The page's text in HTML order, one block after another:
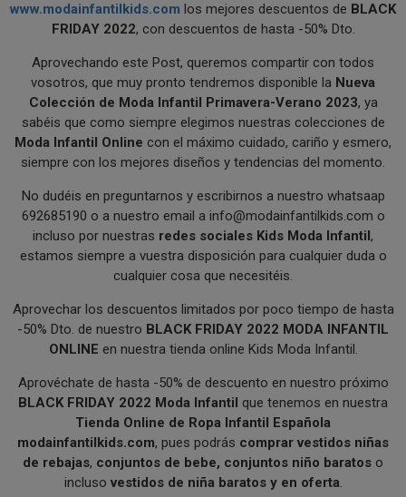
www.modainfantilkids.com los mejores descuentos de BLACK
FRIDAY 2022, con descuentos de hasta -50% Dto.
Aprovechando este Post, queremos compartir con todos
vosotros, que muy pronto tendremos disponible la Nueva
Colección de Moda Infantil Primavera-Verano 2023, ya
sabéis que como siempre elegimos nuestras colecciones de
Moda Infantil Online con el máximo cuidado, cariño y esmero,
siempre con los mejores diseños y tendencias del momento.
No dudéis en preguntarnos y escribirnos a nuestro whatsaap
692685190 o a nuestro email a info@modainfantilkids.com o
incluso por nuestras redes sociales Kids Moda Infantil,
estamos siempre a vuestra disposición para cualquier duda o
cualquier cosa que necesitéis.
Aprovechar los descuentos limitados por poco tiempo de hasta
-50% Dto. de nuestro BLACK FRIDAY 2022 MODA INFANTIL
ONLINE en nuestra tienda online Kids Moda Infantil.
Aprovéchate de hasta -50% de descuento en nuestro próximo
BLACK FRIDAY 2022 Moda Infantil que tenemos en nuestra
Tienda Online de Ropa Infantil Española
modainfantilkids.com, pues podrás comprar vestidos niñas
de rebajas, conjuntos de bebe, conjuntos niño baratos o
incluso vestidos de niña baratos y en oferta.